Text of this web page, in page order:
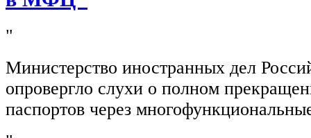
"
Министерство иностранных дел
опровергло слухи о полном
паспортов через